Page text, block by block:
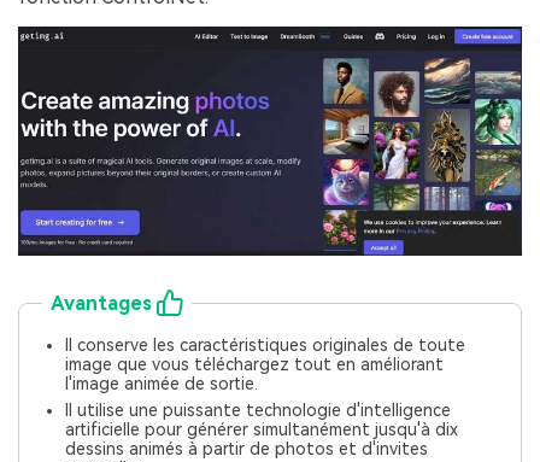
Avantages
Il conserve les caractéristiques originales de toute
image que vous téléchargez tout en améliorant
l'image animée de sortie.
Il utilise une puissante technologie d'intelligence
artificielle pour générer simultanément jusqu'à dix
dessins animés à partir de photos et d'invites